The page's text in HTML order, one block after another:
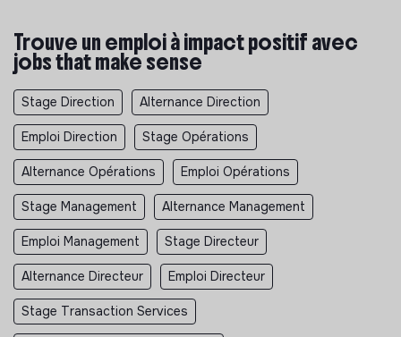
Trouve un emploi à impact positif avec
jobs that make sense
Stage Direction Alternance Direction
Emploi Direction Stage Opérations
Alternance Opérations Emploi Opérations
Stage Management Alternance Management
Emploi Management Stage Directeur
Alternance Directeur Emploi Directeur
Stage Transaction Services